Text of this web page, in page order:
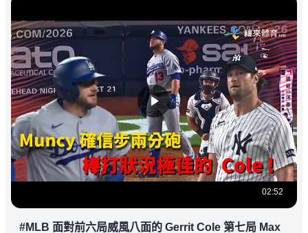
02:52
#MLB 面對前六局威風八面的 Gerrit Cole 第七局 Max